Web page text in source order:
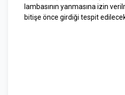
lambasının yanmasına izin
bitişe önce girdiği tespit